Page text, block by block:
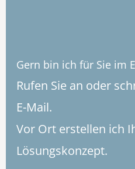
Gern bin ich für Sie im
Rufen Sie an oder
E-Mail.
Vor Ort erstellen ich
Lösungskonzept.